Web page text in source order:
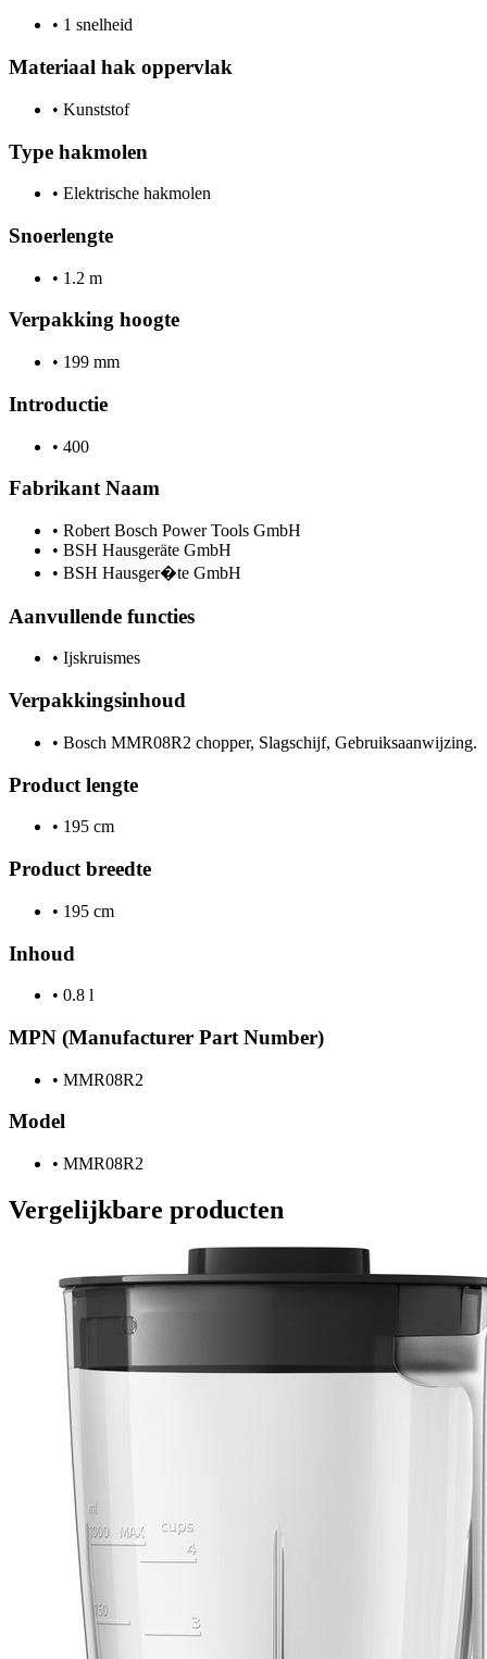
• 1 snelheid
Materiaal hak oppervlak
• Kunststof
Type hakmolen
• Elektrische hakmolen
Snoerlengte
• 1.2 m
Verpakking hoogte
• 199 mm
Introductie
• 400
Fabrikant Naam
• Robert Bosch Power Tools GmbH
• BSH Hausgeräte GmbH
• BSH Hausger�te GmbH
Aanvullende functies
• Ijskruismes
Verpakkingsinhoud
• Bosch MMR08R2 chopper, Slagschijf, Gebruiksaanwijzing.
Product lengte
• 195 cm
Product breedte
• 195 cm
Inhoud
• 0.8 l
MPN (Manufacturer Part Number)
• MMR08R2
Model
• MMR08R2
Vergelijkbare producten